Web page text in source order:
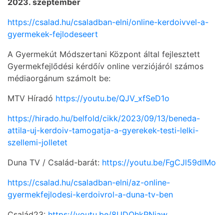
2023. szeptember
https://csalad.hu/csaladban-elni/online-kerdoivvel-a-
gyermekek-fejlodeseert
A Gyermekút Módszertani Központ által fejlesztett
Gyermekfejlődési kérdőív online verziójáról számos
médiaorgánum számolt be:
MTV Híradó https://youtu.be/QJV_xfSeD1o
https://hirado.hu/belfold/cikk/2023/09/13/beneda-
attila-uj-kerdoiv-tamogatja-a-gyerekek-testi-lelki-
szellemi-jolletet
Duna TV / Család-barát: https://youtu.be/FgCJl59dIMo
https://csalad.hu/csaladban-elni/az-online-
gyermekfejlodesi-kerdoivrol-a-duna-tv-ben